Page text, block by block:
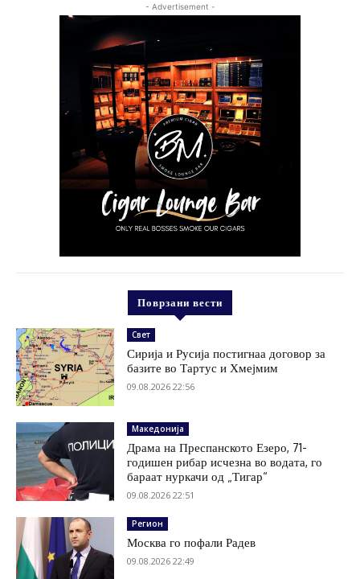
- Advertisement -
Поврзани вести
Свет
Сирија и Русија постигнаа договор за
базите во Тартус и Хмејмим
09.08.2026 22:56
Македонија
Драма на Преспанското Езеро, 71-
годишен рибар исчезна во водата, го
бараат нуркачи од „Тигар“
09.08.2026 22:51
Регион
Москва го пофали Радев
09.08.2026 22:49